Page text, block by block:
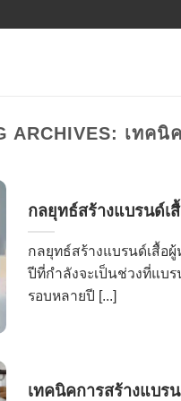
ARCHIVES: เทคนิ
กลยุทธ์สร้างแบรนด์เ
กลยุทธ์สร้างแบรนด์เสื้อ
ปีที่กำลังจะเป็นช่วงที่แบ
รอบหลายปี [...]
เทคนิคการสร้างแบร